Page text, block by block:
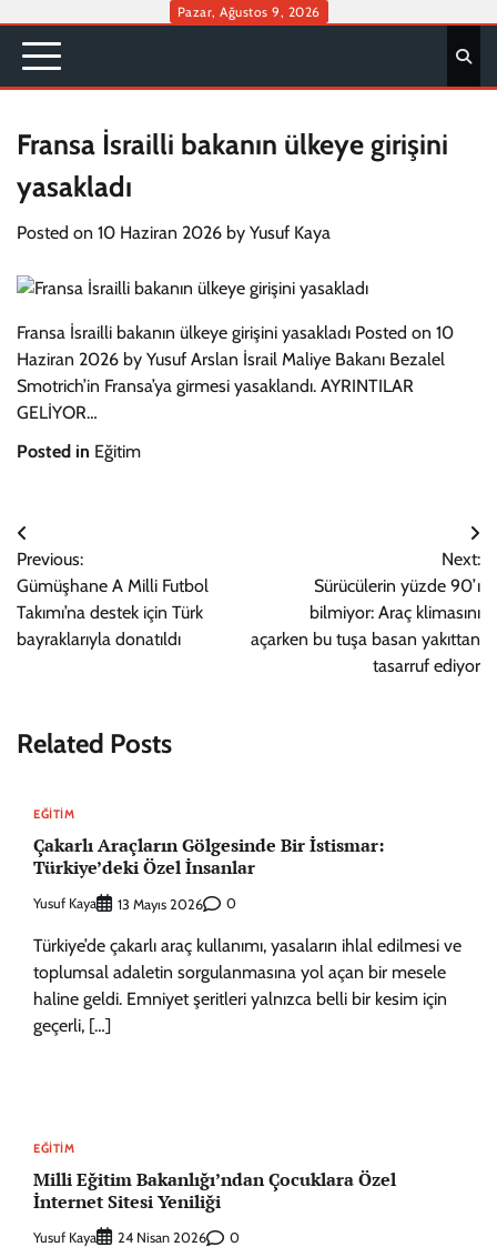
content
Pazar, Ağustos 9, 2026
Fransa İsrailli bakanın ülkeye girişini
yasakladı
Posted on 10 Haziran 2026 by Yusuf Kaya
Fransa İsrailli bakanın ülkeye girişini yasakladı Posted on 10
Haziran 2026 by Yusuf Arslan İsrail Maliye Bakanı Bezalel
Smotrich’in Fransa’ya girmesi yasaklandı. AYRINTILAR
GELİYOR…
Posted in Eğitim
Yazı
gezinmesi
Previous:
Gümüşhane A Milli Futbol
Takımı’na destek için Türk
bayraklarıyla donatıldı
Next:
Sürücülerin yüzde 90’ı
bilmiyor: Araç klimasını
açarken bu tuşa basan yakıttan
tasarruf ediyor
Related Posts
EĞITIM
Çakarlı Araçların Gölgesinde Bir İstismar:
Türkiye’deki Özel İnsanlar
Yusuf Kaya 13 Mayıs 2026 0
Türkiye’de çakarlı araç kullanımı, yasaların ihlal edilmesi ve
toplumsal adaletin sorgulanmasına yol açan bir mesele
haline geldi. Emniyet şeritleri yalnızca belli bir kesim için
geçerli, […]
EĞITIM
Milli Eğitim Bakanlığı’ndan Çocuklara Özel
İnternet Sitesi Yeniliği
Yusuf Kaya 24 Nisan 2026 0